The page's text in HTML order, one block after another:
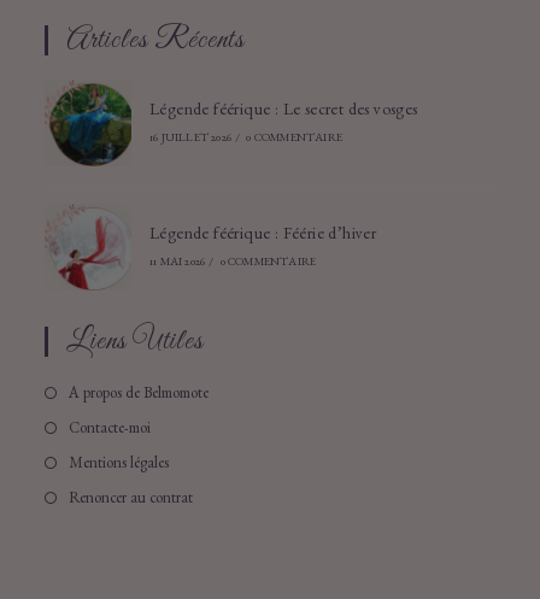
Articles Récents
Légende féérique : Le secret des vosges
16 JUILLET 2026 / 0 COMMENTAIRE
Légende féérique : Féérie d’hiver
11 MAI 2026 / 0 COMMENTAIRE
Liens Utiles
A propos de Belmomote
Contacte-moi
Mentions légales
Renoncer au contrat